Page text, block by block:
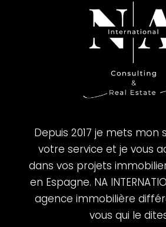
Depuis 2017 je mets mon
votre service et je vous
dans vos projets
en Espagne. NA
agence immobilière
vous qui le